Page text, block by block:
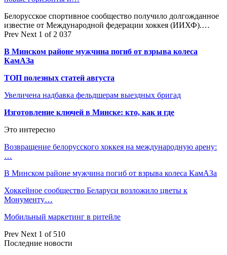
Белорусское спортивное сообщество получило долгожданное
известие от Международной федерации хоккея (ИИХФ).…
Prev Next 1 of 2 037
В Минском районе мужчина погиб от взрыва колеса
КамАЗа
ТОП полезных статей августа
Увеличена надбавка фельдшерам выездных бригад
Изготовление ключей в Минске: кто, как и где
Это интересно
Возвращение белорусского хоккея на международную арену:
…
В Минском районе мужчина погиб от взрыва колеса КамАЗа
Хоккейное сообщество Беларуси возложило цветы к
Монументу…
Мобильный маркетинг в ритейле
Prev Next 1 of 510
Последние новости